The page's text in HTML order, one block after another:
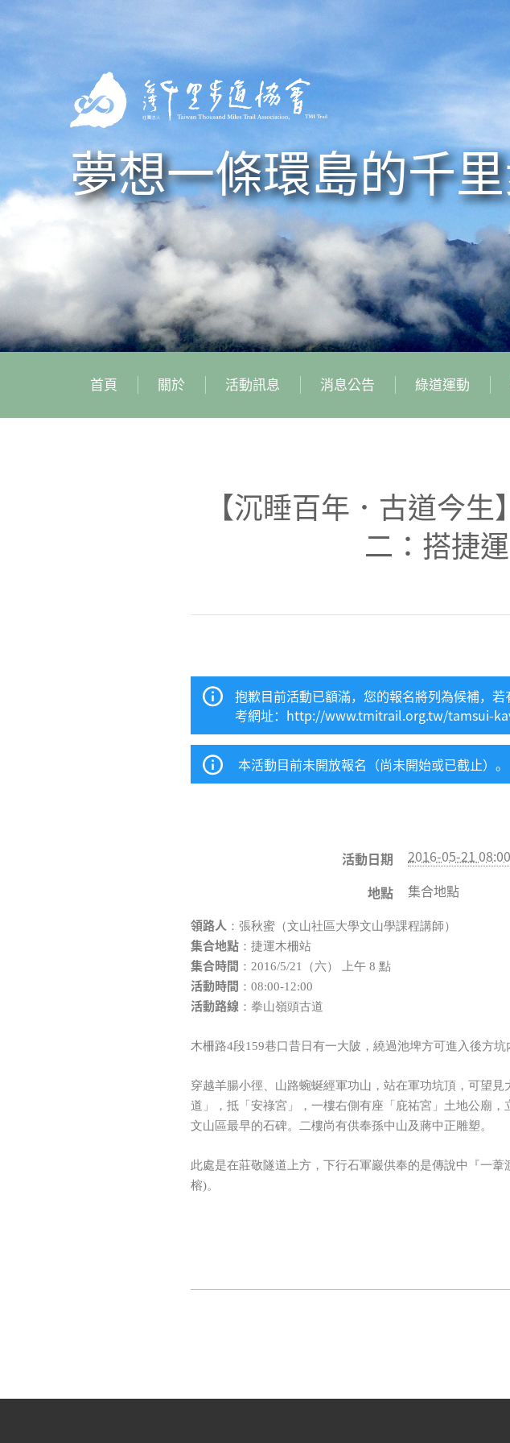
夢想一條環島的千
首頁 關於 活動訊息 消息公告 綠道運動
【沉睡百年．古道今
二：搭捷
抱歉目前活動已額滿，您的報名將列為候補，
考網址：http://www.tmitrail.org.tw/tamsui-
本活動目前未開放報名（尚未開始或已截止）。
活動日期 2016-05-21 08:00
地點
集合地點
領路人 ：張秋蜜（文山社區大學文山學課程講師）
集合地點 ：捷運木柵站
集合時間 ：2016/5/21（六） 上午 8 點
活動時間 ：08:00-12:00
活動路線 ： 拳山嶺頭古道
木柵路4段159巷口昔日有一大陂，繞過池埤方可進入後方
穿越羊腸小徑、山路蜿蜒經軍功山，站在軍功坑頂，可望
道」，抵「安祿宮」，一樓右側有座「庇祐宮」土地公廟
文山區最早的石碑。二樓尚有供奉孫中山及蔣中正雕塑。
此處是在莊敬隧道上方，下行石軍巖供奉的是傳說中『一
榕)。